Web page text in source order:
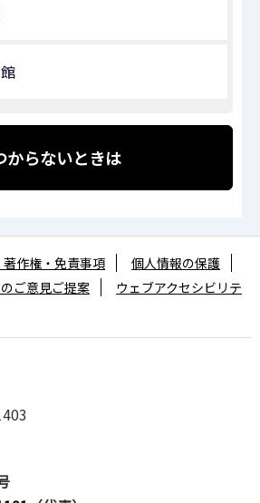
からないときは
著作権・免責事項
個人情報の保護
ご意見ご提案
ウェブアクセシビリテ